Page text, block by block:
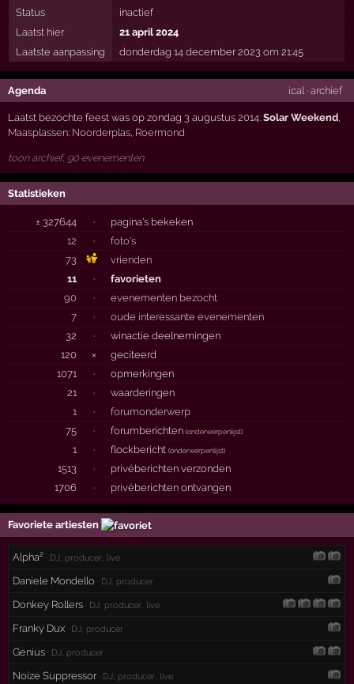
Status
inactief
Laatst hier
21 april 2024
Laatste aanpassing
donderdag 14 december 2023 om 21:45
Agenda ical· archief
Laatst bezochte feest was op zondag 3 augustus 2014:Solar Weekend,
Maasplassen: Noorderplas, Roermond
toon archief, 90 evenementen
Statistieken
± 327644 ·
pagina's bekeken
12
·
foto's
73
vrienden
11
·
favorieten
90
·
evenementen bezocht
7
·
oude interessante evenementen
32
·
winactie deelnemingen
120
×
geciteerd
1071
·
opmerkingen
21
·
waarderingen
1
·
forumonderwerp
75
· forumberichten(onderwerpenlijst)
1 · flockbericht(onderwerpenlijst)
1513 ·
privéberichten verzonden
1706
· privéberichten ontvangen
Favoriete artiesten
Alpha² · DJ, producer, live
Daniele Mondello · DJ, producer
Donkey Rollers · DJ, producer, live
Franky Dux · DJ, producer
Genius · DJ, producer
Noize Suppressor· DJ, producer, live